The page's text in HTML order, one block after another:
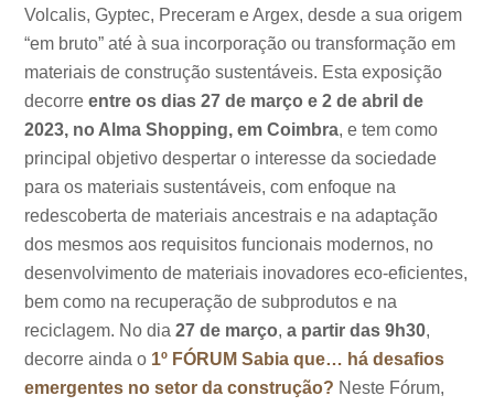
Volcalis, Gyptec, Preceram e Argex, desde a sua origem
“em bruto” até à sua incorporação ou transformação em
materiais de construção sustentáveis. Esta exposição
decorreentre os dias 27 de março e 2 de abril de
2023, no Alma Shopping, em Coimbra, e tem como
principal objetivo despertar o interesse da sociedade
para os materiais sustentáveis, com enfoque na
redescoberta de materiais ancestrais e na adaptação
dos mesmos aos requisitos funcionais modernos, no
desenvolvimento de materiais inovadores eco-eficientes,
bem como na recuperação de subprodutos e na
reciclagem. No dia27 de março,a partir das 9h30,
decorre ainda o 1º FÓRUM Sabia que… há desafios
emergentes no setor da construção? Neste Fórum,